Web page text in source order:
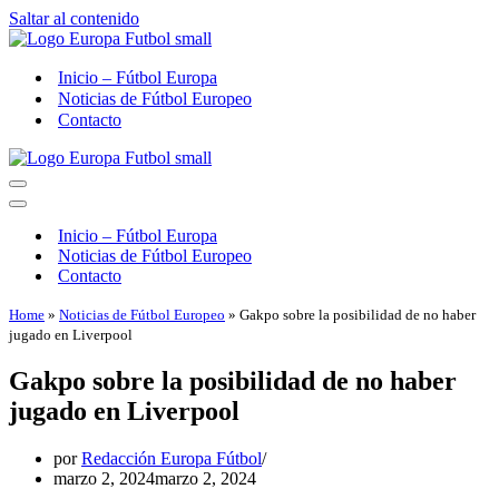
Saltar al contenido
Inicio – Fútbol Europa
Noticias de Fútbol Europeo
Contacto
Menú
de
Menú
navegaciónInicio – Fútbol Europa
Noticias de Fútbol Europeo
Contacto
Home » Noticias de Fútbol Europeo » Gakpo sobre la posibilidad de no haber
jugado en Liverpool
Gakpo sobre la posibilidad de no haber
jugado en Liverpool
porRedacción Europa Fútbol
marzo 2, 2024marzo 2, 2024